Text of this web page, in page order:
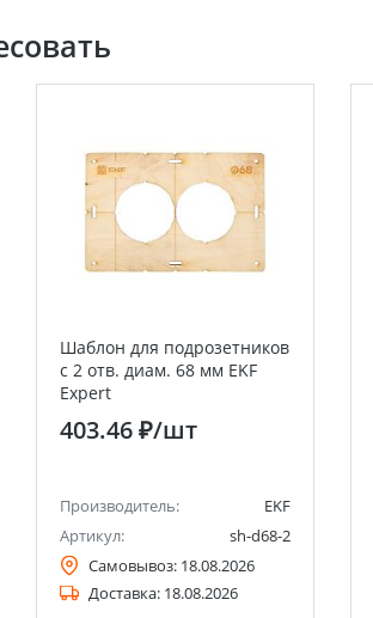
Шаблон для подрозетников
c 2 отв. диам. 68 мм EKF
Expert
403.46 ₽/шт
Производитель:
EKF
Артикул:
sh-d68-2
Самовывоз: 18.08.2026
Доставка: 18.08.2026